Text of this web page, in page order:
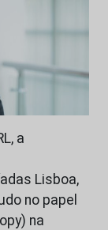
a
Lisboa,
no papel
na